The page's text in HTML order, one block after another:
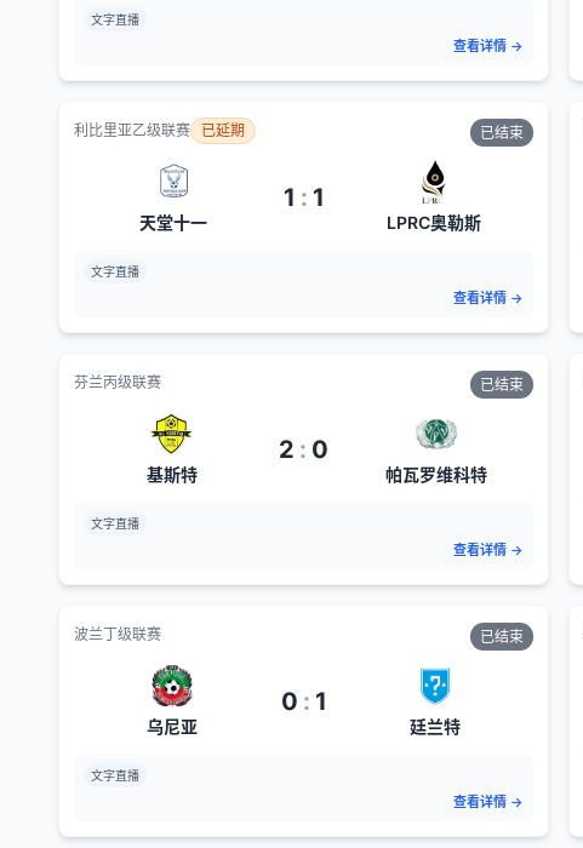
文字直播
查看详情 →
利比里亚乙级联赛 已延期 已结束
天堂十一
1 : 1
LPRC奥勒斯
文字直播
查看详情 →
芬兰丙级联赛 已结束
基斯特
2 : 0
帕瓦罗维科特
文字直播
查看详情 →
波兰丁级联赛 已结束
乌尼亚
0 : 1
廷兰特
文字直播
查看详情 →